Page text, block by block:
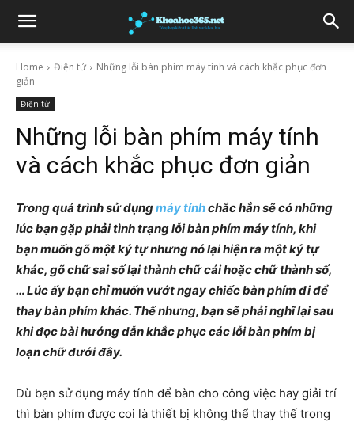
Home Điện tử
Những lỗi bàn phím máy tính và cách khắc phục đơn
giản
Điện tử
Những lỗi bàn phím máy tính
và cách khắc phục đơn giản
Trong quá trình sử dụngmáy tínhchắc hẳn sẽ có những
lúc bạn gặp phải tình trạng lỗi bàn phím máy tính, khi
bạn muốn gõ một ký tự nhưng nó lại hiện ra một ký tự
khác, gõ chữ sai số lại thành chữ cái hoặc chữ thành số,
… Lúc ấy bạn chỉ muốn vướt ngay chiếc bàn phím đi để
thay bàn phím khác. Thế nhưng, bạn sẽ phải nghĩ lại sau
khi đọc bài hướng dẫn khắc phục các lỗi bàn phím bị
loạn chữ dưới đây.
Dù bạn sử dụng máy tính để bàn cho công việc hay giải trí
thì bàn phím được coi là thiết bị không thể thay thế trong